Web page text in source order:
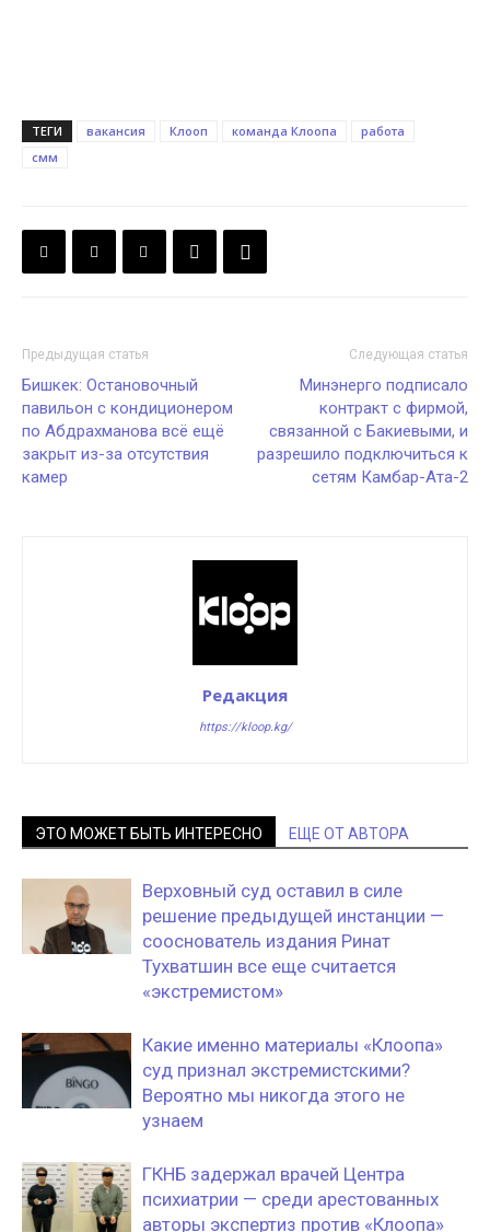
ТЕГИ вакансия Клооп команда Клоопа
работа
смм
Предыдущая статья
Бишкек: Остановочный
павильон с кондиционером
по Абдрахманова всё ещё
закрыт из-за отсутствия
камер
Следующая статья
Минэнерго подписало
контракт с фирмой,
связанной с Бакиевыми, и
разрешило подключиться к
сетям Камбар-Ата-2
Редакция
https://kloop.kg/
ЭТО МОЖЕТ БЫТЬ ИНТЕРЕСНО ЕЩЕ ОТ АВТОРА
Верховный суд оставил в силе
решение предыдущей инстанции —
сооснователь издания Ринат
Тухватшин все еще считается
«экстремистом»
Какие именно материалы «Клоопа»
суд признал экстремистскими?
Вероятно мы никогда этого не
узнаем
ГКНБ задержал врачей Центра
психиатрии — среди арестованных
авторы экспертиз против «Клоопа»